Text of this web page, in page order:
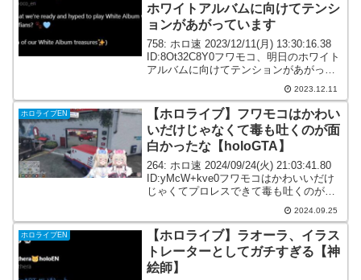
ホワイトアルバムに向けてテンシ
ョンがあがっています
758: ホロ速 2023/12/11(月) 13:30:16.38
ID:8Ot32C8Y0フワモコ、明日のホワイト
アルバムに向けてテンションがあがって
いますCan you tell that we’re ready and
2023.12.11
ホロライブEN
【ホロライブ】フワモコはかわい
いだけじゃなくて毒も吐くのが面
白かったな【holoGTA】
264: ホロ速 2024/09/24(火) 21:03:41.80
ID:yMcW+kve0フワモコはかわいいだけ
じゃくてプロレスできて毒も吐くのが面
白かったな274: ホロ速 2024/09/24(火)
2024.09.25
ホロライブEN
【ホロライブ】ラオーラ、イラス
トレーターとしてガチすぎる【神
絵師】